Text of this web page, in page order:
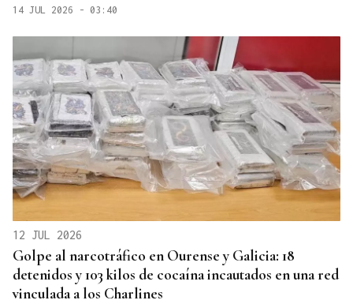
14 JUL 2026 - 03:40
12 JUL 2026
Golpe al narcotráfico en Ourense y Galicia: 18
detenidos y 103 kilos de cocaína incautados en una red
vinculada a los Charlines